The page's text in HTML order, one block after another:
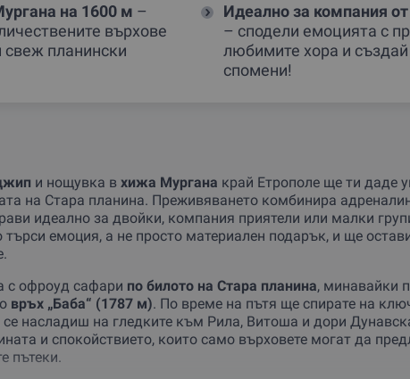
на 1600 м –
върхове
свеж планински
Идеално за компания
– сподели емоцията с
любимите хора и
спомени!
и нощувка в хижа Мургана край Етрополе ще ти даде
на Стара планина. Преживяването комбинира
идеално за двойки, компания приятели или малки
търси емоция, а не просто материален подарък, и ще
с офроуд сафари по билото на Стара планина, минавайки
връх „Баба“ (1787 м). По време на пътя ще спирате на
се насладиш на гледките към Рила, Витоша и дори
и спокойствието, които само върховете могат да
пътеки.